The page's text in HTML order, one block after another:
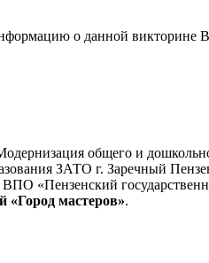
о данной
общего и
ЗАТО г. Заречный
«Пензенский
«Город мастеров».